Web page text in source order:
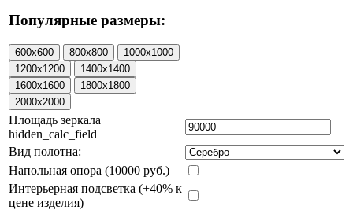
Популярные размеры:
Площадь зеркала
hidden_calc_field
Вид полотна:
Напольная опора (10000 руб.)
Интерьерная подсветка (+40% к
цене изделия)